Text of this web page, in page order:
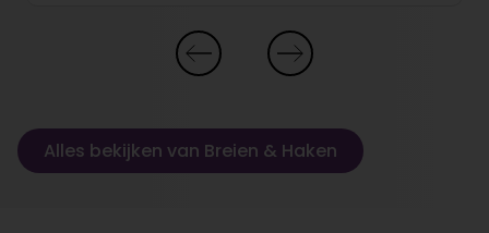
Alles bekijken van Breien & Haken